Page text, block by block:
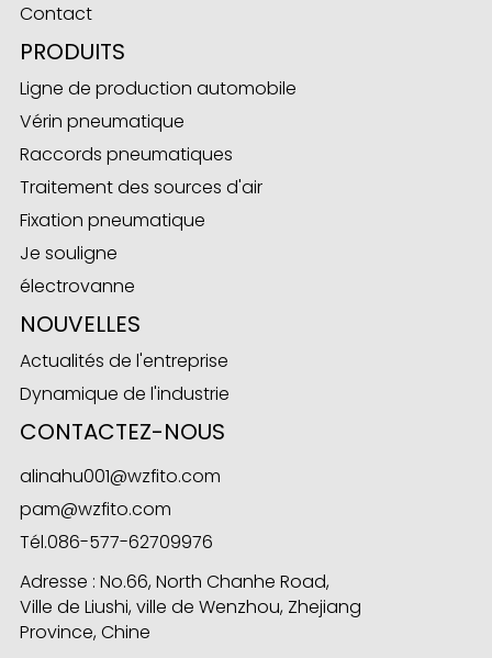
Contact
PRODUITS
Ligne de production automobile
Vérin pneumatique
Raccords pneumatiques
Traitement des sources d'air
Fixation pneumatique
Je souligne
électrovanne
NOUVELLES
Actualités de l'entreprise
Dynamique de l'industrie
CONTACTEZ-NOUS
alinahu001@wzfito.com
pam@wzfito.com
Tél.086-577-62709976
Adresse : No.66, North Chanhe Road,
Ville de Liushi, ville de Wenzhou, Zhejiang
Province, Chine